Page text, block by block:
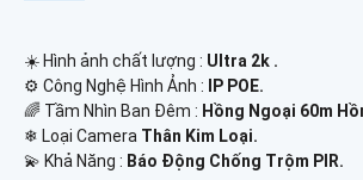
☀️ Hình ảnh chất lượng : Ultra 2k .
⚙ Công Nghệ Hình Ảnh :
IP POE.
🌈 Tầm Nhìn Ban Đêm : Hồng Ngoại 60m
❄ Loại Camera Thân Kim Loại.
️💫 Khả Năng : Báo Động Chống Trộm PIR.